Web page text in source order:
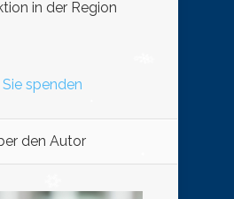
in der Region
spenden
den Autor